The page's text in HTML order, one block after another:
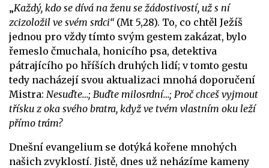
„Každý, kdo se dívá na ženu se žádostivostí, už s ní
zcizoložil ve svém srdci“(Mt 5,28). To, co chtěl Ježíš
jednou pro vždy tímto svým gestem zakázat, bylo
řemeslo čmuchala, honicího psa, detektiva
pátrajícího po hříších druhých lidí; v tomto gestu
tedy nacházejí svou aktualizaci mnohá doporučení
Mistra: Nesuďte…; Buďte milosrdní…; Proč chceš vyjmout
třísku z oka svého bratra, když ve tvém vlastním oku leží
přímo trám?
Dnešní evangelium se dotýká kořene mnohých
našich zvyklostí. Jistě, dnes už neházíme kameny